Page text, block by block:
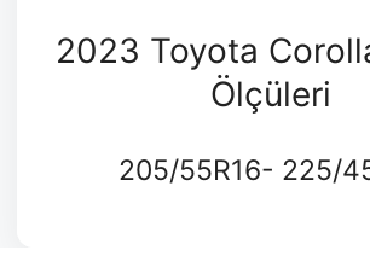
2023 Toyota
Ölçüleri
205/55R16- 225/